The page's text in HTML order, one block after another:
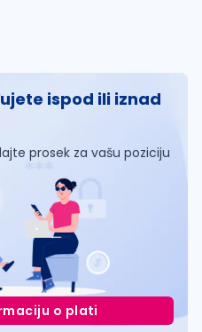
ispod ili iznad
prosek za vašu poziciju
o plati